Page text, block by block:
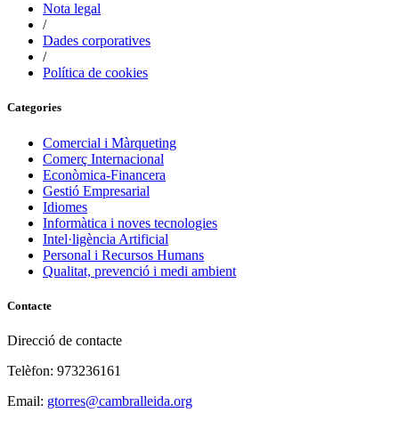
Nota legal
/
Dades corporatives
/
Política de cookies
Categories
Comercial i Màrqueting
Comerç Internacional
Econòmica-Financera
Gestió Empresarial
Idiomes
Informàtica i noves tecnologies
Intel·ligència Artificial
Personal i Recursos Humans
Qualitat, prevenció i medi ambient
Contacte
Direcció de contacte
Telèfon: 973236161
Email: gtorres@cambralleida.org